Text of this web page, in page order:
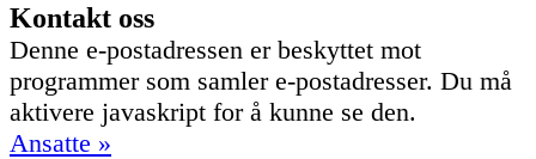
Kontakt oss
Denne e-postadressen er beskyttet mot
programmer som samler e-postadresser. Du må
aktivere javaskript for å kunne se den.
Ansatte »